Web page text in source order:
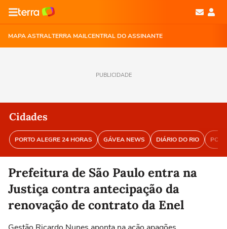
MAPA ASTRALTERRA MAILCENTRAL DO ASSINANTE
PUBLICIDADE
Cidades
PORTO ALEGRE 24 HORAS GÁVEA NEWS DIÁRIO DO RIO
Prefeitura de São Paulo entra na
Justiça contra antecipação da
renovação de contrato da Enel